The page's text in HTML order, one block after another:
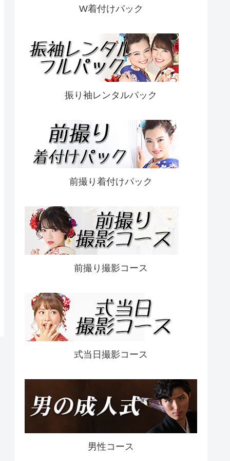
W着付けパック
振り袖レンタルパック
前撮り着付けパック
前撮り撮影コース
式当日撮影コース
男性コース